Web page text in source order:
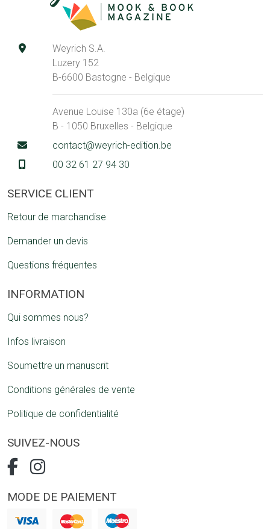
Weyrich S.A.
Luzery 152
B-6600 Bastogne - Belgique
Avenue Louise 130a (6e étage)
B - 1050 Bruxelles - Belgique
contact@weyrich-edition.be
00 32 61 27 94 30
SERVICE CLIENT
Retour de marchandise
Demander un devis
Questions fréquentes
INFORMATION
Qui sommes nous?
Infos livraison
Soumettre un manuscrit
Conditions générales de vente
Politique de confidentialité
SUIVEZ-NOUS
MODE DE PAIEMENT